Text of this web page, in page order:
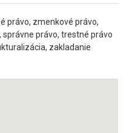
právo, zmenkové právo,
právo, trestné právo
zakladanie